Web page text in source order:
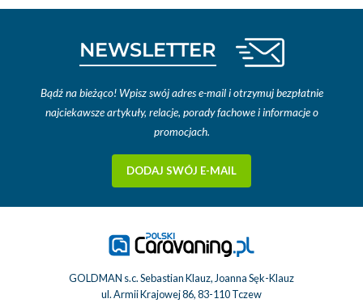
NEWSLETTER
Bądź na bieżąco! Wpisz swój adres e-mail i otrzymuj bezpłatnie
najciekawsze artykuły, relacje, porady fachowe i informacje o
promocjach.
DODAJ SWÓJ E-MAIL
GOLDMAN s.c. Sebastian Klauz, Joanna Sęk-Klauz
ul. Armii Krajowej 86, 83-110 Tczew